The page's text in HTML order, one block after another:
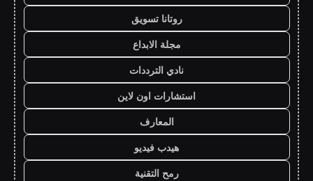
روتانا تسويق
مجلة الابداع
نادي الترددات
استشارات اون لاين
المعارف
هيدب فيديو
رمح التقنية